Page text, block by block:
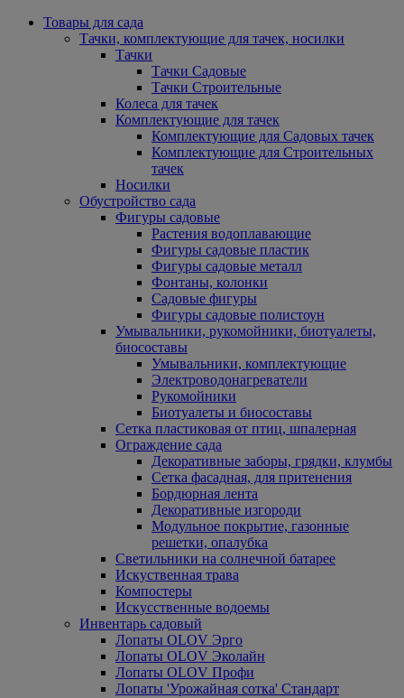
Товары для сада
Тачки, комплектующие для тачек, носилки
Тачки
Тачки Садовые
Тачки Строительные
Колеса для тачек
Комплектующие для тачек
Комплектующие для Садовых тачек
Комплектующие для Строительных
тачек
Носилки
Обустройство сада
Фигуры садовые
Растения водоплавающие
Фигуры садовые пластик
Фигуры садовые металл
Фонтаны, колонки
Садовые фигуры
Фигуры садовые полистоун
Умывальники, рукомойники, биотуалеты,
биосоставы
Умывальники, комплектующие
Электроводонагреватели
Рукомойники
Биотуалеты и биосоставы
Сетка пластиковая от птиц, шпалерная
Ограждение сада
Декоративные заборы, грядки, клумбы
Сетка фасадная, для притенения
Бордюрная лента
Декоративные изгороди
Модульное покрытие, газонные
решетки, опалубка
Светильники на солнечной батарее
Искуственная трава
Компостеры
Искусственные водоемы
Инвентарь садовый
Лопаты OLOV Эрго
Лопаты OLOV Эколайн
Лопаты OLOV Профи
Лопаты 'Урожайная сотка' Стандарт